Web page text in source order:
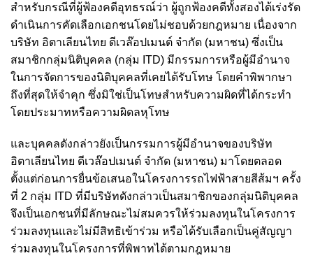
สำหรับกรณีที่ผู้ฟ้องคดีอุทธรณ์ว่า ผู้ถูกฟ้องคดีทั้งสองได้เร่งรัด
ดำเนินการคัดเลือกเอกชนโดยไม่ชอบด้วยกฎหมาย เนื่องจาก
บริษัท อิตาเลียนไทย ดีเวล๊อปเมนต์ จำกัด (มหาชน) ซึ่งเป็น
สมาชิกกลุ่มนิติบุคคล (กลุ่ม ITD) มีกรรมการหรือผู้มีอำนาจ
ในการจัดการของนิติบุคคลที่เคยได้รับโทษ โดยคำพิพากษา
ถึงที่สุดให้จำคุก ซึ่งมิใช่เป็นโทษสำหรับความผิดที่ได้กระทำ
โดยประมาทหรือความผิดลหุโทษ
และบุคคลดังกล่าวยังเป็นกรรมการผู้มีอำนาจของบริษัท
อิตาเลียนไทย ดีเวล๊อปเมนต์ จำกัด (มหาชน) มาโดยตลอด
ตั้งแต่ก่อนการยื่นข้อเสนอในโครงการรถไฟฟ้าสายสีส้มฯ ครั้ง
ที่ 2 กลุ่ม ITD ที่มีบริษัทดังกล่าวเป็นสมาชิกของกลุ่มนิติบุคคล
จึงเป็นเอกชนที่มีลักษณะไม่สมควรให้ร่วมลงทุนในโครงการ
ร่วมลงทุนและไม่มีสิทธิเข้าร่วม หรือได้รับเลือกเป็นคู่สัญญา
ร่วมลงทุนในโครงการที่พิพาทได้ตามกฎหมาย